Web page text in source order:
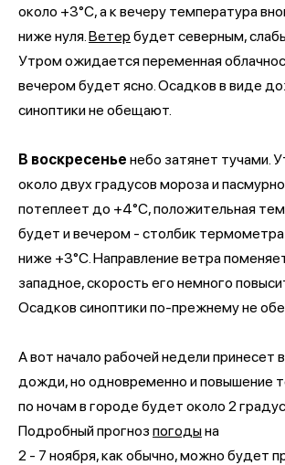
около +3°C, а к вечеру температура
ниже нуля. Ветер будет северным,
Утром ожидается переменная
вечером будет ясно. Осадков в виде
синоптики не обещают.
В воскресенье небо затянет тучами.
около двух градусов мороза и
потеплеет до +4°C, положительная
будет и вечером - столбик термометра
ниже +3°C. Направление ветра
западное, скорость его немного
Осадков синоптики по-прежнему не
А вот начало рабочей недели принесет
дожди, но одновременно и повышение
по ночам в городе будет около 2
Подробный прогноз погодына
2 - 7 ноября, как обычно, можно будет